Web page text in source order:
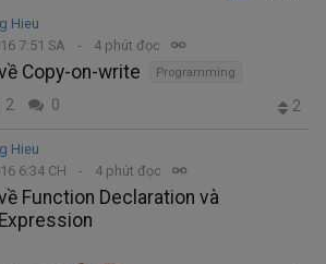
Hieu
7:51 SA
4 phút đọc
Copy-on-write Programming
2 0 2
Hieu
6:34 CH
4 phút đọc
Function Declaration và